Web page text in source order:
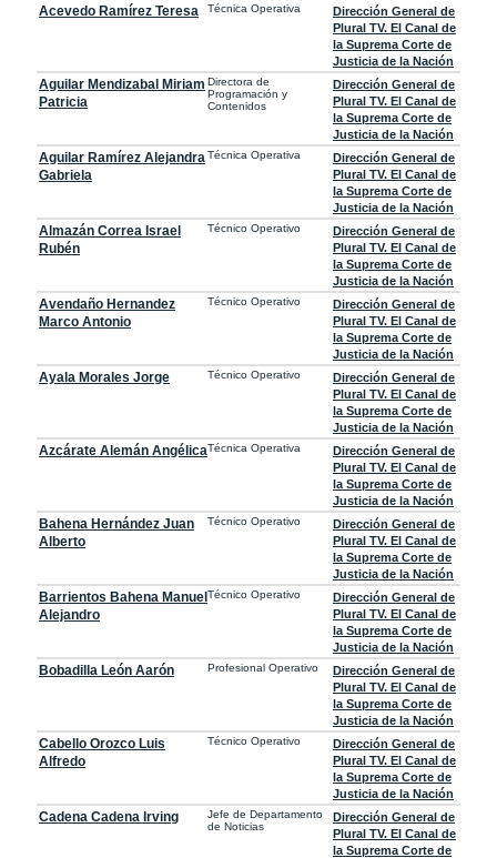
Acevedo Ramírez Teresa Técnica Operativa
Dirección General de
Plural TV. El Canal de
la Suprema Corte de
Justicia de la Nación
Aguilar Mendizabal Miriam
Patricia
Directora de
Programación y
Contenidos
Dirección General de
Plural TV. El Canal de
la Suprema Corte de
Justicia de la Nación
Aguilar Ramírez Alejandra
Gabriela
Técnica Operativa
Dirección General de
Plural TV. El Canal de
la Suprema Corte de
Justicia de la Nación
Almazán Correa Israel
Rubén
Técnico Operativo
Dirección General de
Plural TV. El Canal de
la Suprema Corte de
Justicia de la Nación
Avendaño Hernandez
Marco Antonio
Técnico Operativo
Dirección General de
Plural TV. El Canal de
la Suprema Corte de
Justicia de la Nación
Ayala Morales Jorge Técnico Operativo
Dirección General de
Plural TV. El Canal de
la Suprema Corte de
Justicia de la Nación
Azcárate Alemán AngélicaTécnica Operativa
Dirección General de
Plural TV. El Canal de
la Suprema Corte de
Justicia de la Nación
Bahena Hernández Juan
Alberto
Técnico Operativo
Dirección General de
Plural TV. El Canal de
la Suprema Corte de
Justicia de la Nación
Barrientos Bahena Manuel
Alejandro
Técnico Operativo
Dirección General de
Plural TV. El Canal de
la Suprema Corte de
Justicia de la Nación
Bobadilla León Aarón Profesional Operativo
Dirección General de
Plural TV. El Canal de
la Suprema Corte de
Justicia de la Nación
Cabello Orozco Luis
Alfredo
Técnico Operativo
Dirección General de
Plural TV. El Canal de
la Suprema Corte de
Justicia de la Nación
Cadena Cadena Irving
Jefe de Departamento
de Noticias
Dirección General de
Plural TV. El Canal de
la Suprema Corte de